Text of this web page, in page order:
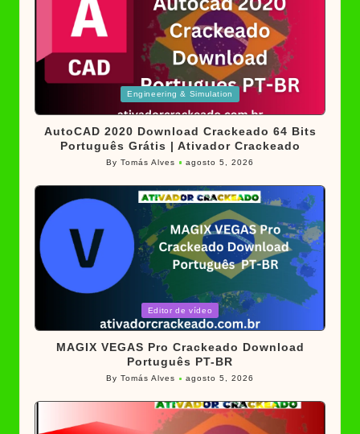
Engineering & Simulation
AutoCAD 2020 Download Crackeado 64 Bits
Português Grátis | Ativador Crackeado
Posted
ByTomás Alves agosto 5, 2026
Editor de vídeo
MAGIX VEGAS Pro Crackeado Download
Português PT-BR
Posted
ByTomás Alves agosto 5, 2026